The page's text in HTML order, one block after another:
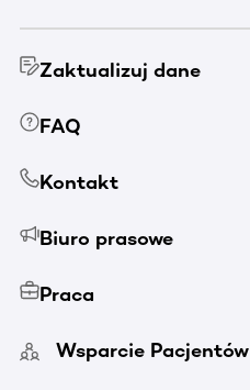
Zaktualizuj dane
FAQ
Kontakt
Biuro prasowe
Praca
Wsparcie Pacjentów